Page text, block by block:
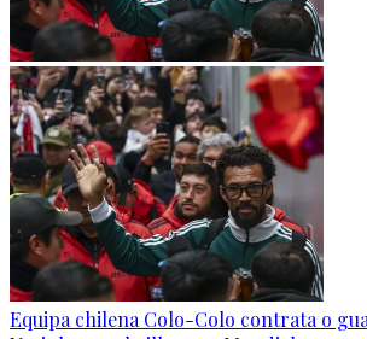
Equipa chilena Colo-Colo contrata o